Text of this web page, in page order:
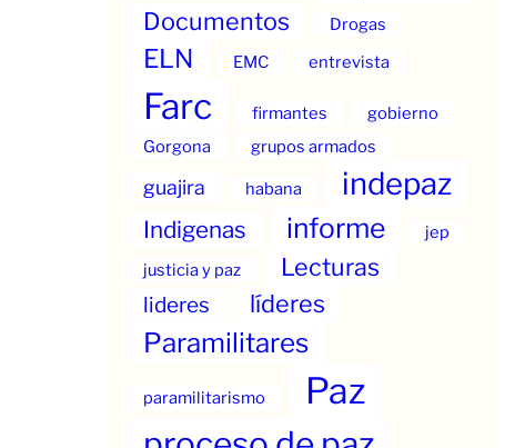
Documentos Drogas
ELN EMC entrevista
Farc firmantes
gobierno
Gorgona
grupos armados
guajira habana indepaz
Indigenas informe
jep
justicia y paz
Lecturas
lideres líderes
Paramilitares
paramilitarismo Paz